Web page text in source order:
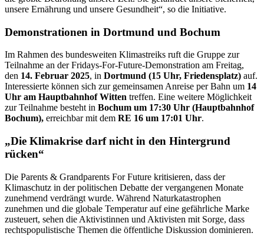
unsere Ernährung und unsere Gesundheit“, so die Initiative.
Demonstrationen in Dortmund und Bochum
Im Rahmen des bundesweiten Klimastreiks ruft die Gruppe zur
Teilnahme an der Fridays-For-Future-Demonstration am Freitag,
den 14. Februar 2025, in Dortmund (15 Uhr, Friedensplatz) auf.
Interessierte können sich zur gemeinsamen Anreise per Bahn um 14
Uhr am Hauptbahnhof Witten treffen. Eine weitere Möglichkeit
zur Teilnahme besteht in Bochum um 17:30 Uhr (Hauptbahnhof
Bochum), erreichbar mit dem RE 16 um 17:01 Uhr.
„Die Klimakrise darf nicht in den Hintergrund
rücken“
Die Parents & Grandparents For Future kritisieren, dass der
Klimaschutz in der politischen Debatte der vergangenen Monate
zunehmend verdrängt wurde. Während Naturkatastrophen
zunehmen und die globale Temperatur auf eine gefährliche Marke
zusteuert, sehen die Aktivistinnen und Aktivisten mit Sorge, dass
rechtspopulistische Themen die öffentliche Diskussion dominieren.